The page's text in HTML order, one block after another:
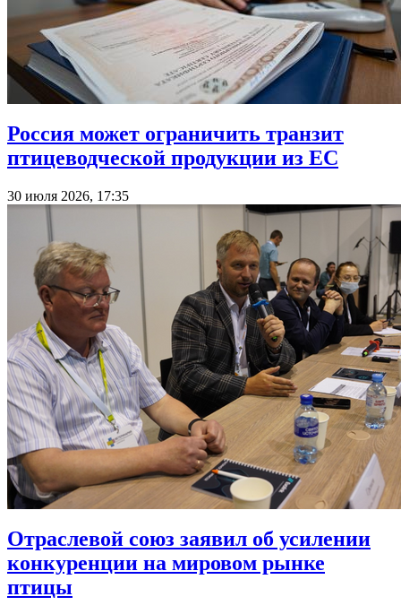
Россия может ограничить транзит
птицеводческой продукции из ЕС
30 июля 2026, 17:35
Отраслевой союз заявил об усилении
конкуренции на мировом рынке
птицы